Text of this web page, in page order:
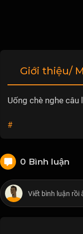
Giới thiệu/
Uống chè nghe câu
#
0 Bình luận